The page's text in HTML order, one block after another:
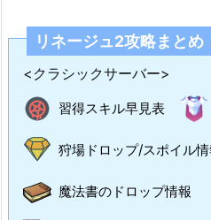
リネージュ2攻略まとめ
<クラシックサーバー>
習得スキル早見表
狩場ドロップ/スポイル
魔法書のドロップ情報